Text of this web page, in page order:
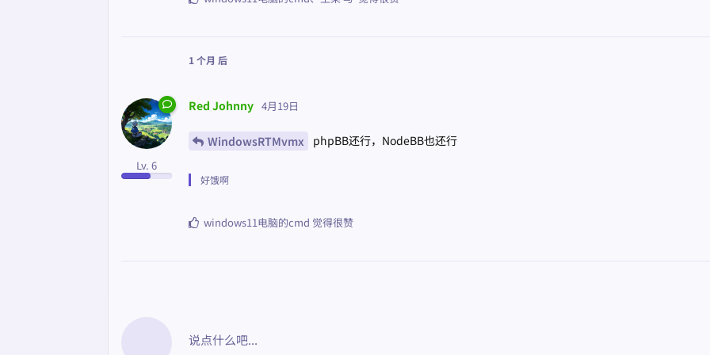
1 个月 后
Red Johnny
Lv. 6
4月19日
WindowsRTMvmx phpBB还行，NodeBB也还行
好饿啊
windows11电脑的cmd 觉得很赞
说点什么吧...